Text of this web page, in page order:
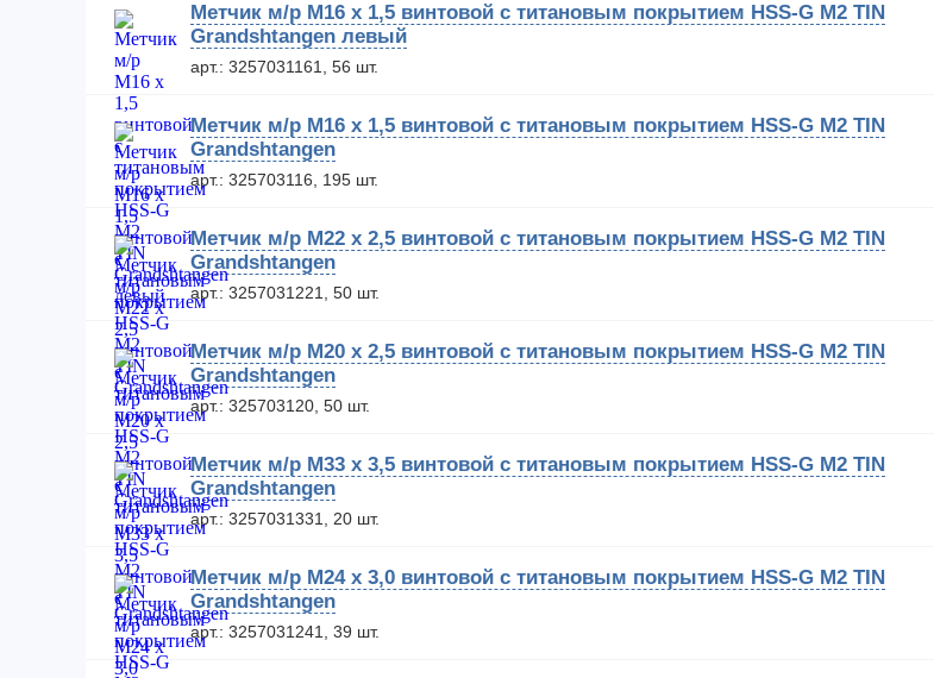
Метчик м/р М16 х 1,5 винтовой с титановым покрытием HSS-G M2 TIN
Grandshtangen левый
арт.: 3257031161, 56 шт.
Метчик м/р М16 х 1,5 винтовой с титановым покрытием HSS-G M2 TIN
Grandshtangen
арт.: 325703116, 195 шт.
Метчик м/р М22 х 2,5 винтовой с титановым покрытием HSS-G M2 TIN
Grandshtangen
арт.: 3257031221, 50 шт.
Метчик м/р М20 х 2,5 винтовой с титановым покрытием HSS-G M2 TIN
Grandshtangen
арт.: 325703120, 50 шт.
Метчик м/р М33 х 3,5 винтовой с титановым покрытием HSS-G M2 TIN
Grandshtangen
арт.: 3257031331, 20 шт.
Метчик м/р М24 х 3,0 винтовой с титановым покрытием HSS-G M2 TIN
Grandshtangen
арт.: 3257031241, 39 шт.